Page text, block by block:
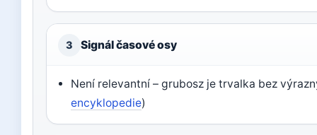
3 Signál časové osy
Není relevantní – grubosz je trvalka bez
encyklopedie)